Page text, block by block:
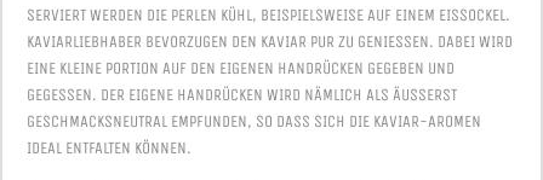
SERVIERT WERDEN DIE PERLEN KÜHL, BEISPIELSWEISE AUF EINEM EISSOCKEL.
KAVIARLIEBHABER BEVORZUGEN DEN KAVIAR PUR ZU GENIESSEN. DABEI WIRD E
INE KLEINE PORTION AUF DEN EIGENEN HANDRÜCKEN GEGEBEN UND G
EGESSEN. DER EIGENE HANDRÜCKEN WIRD NÄMLICH ALS ÄUSSERST GE
SCHMACKSNEUTRAL EMPFUNDEN, SO DASS SICH DIE KAVIAR-AROMEN ID
EAL ENTFALTEN KÖNNEN.